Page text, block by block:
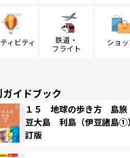
ィビティ
鉄道・
フライト
ショ
ガイドブック
１５ 地球の歩き方 島
豆大島 利島（伊豆諸島①
訂版